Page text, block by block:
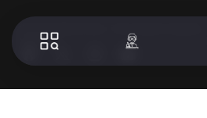
© 2024 WorldTurk. Tüm Hakları
Volion's